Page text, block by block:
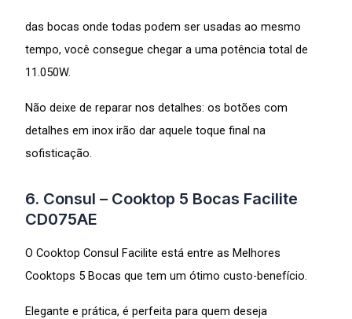
das bocas onde todas podem ser usadas ao mesmo
tempo, você consegue chegar a uma potência total de
11.050W.
Não deixe de reparar nos detalhes: os botões com
detalhes em inox irão dar aquele toque final na
sofisticação.
6. Consul – Cooktop 5 Bocas Facilite
CD075AE
O Cooktop Consul Facilite está entre as Melhores
Cooktops 5 Bocas que tem um ótimo custo-benefício.
Elegante e prática, é perfeita para quem deseja